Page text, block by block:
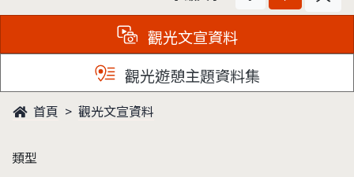
觀光文宣資料
觀光遊憩主題資料集
首頁 觀光文宣資料
類型